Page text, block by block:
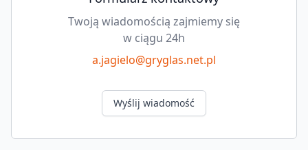
Twoją wiadomością zajmiemy się
w ciągu 24h
a.jagielo@gryglas.net.pl
Wyślij wiadomość